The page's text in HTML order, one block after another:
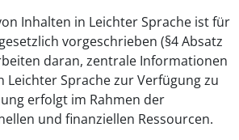
Inhalten in Leichter Sprache ist für
vorgeschrieben (§4 Absatz
daran, zentrale Informationen
Leichter Sprache zur Verfügung zu
erfolgt im Rahmen der
und finanziellen Ressourcen.